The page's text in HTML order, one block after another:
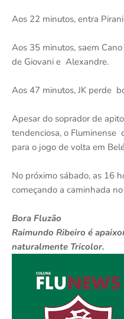
Aos 22 minutos, entra
Aos 35 minutos, saem
de Giovani e Alexandre.
Aos 47 minutos, JK perde
Apesar do soprador de
tendenciosa, o Fluminense
para o jogo de volta em
No próximo sábado, as 16
começando a caminhada
Bora Fluzão
Raimundo Ribeiro é
naturalmente Tricolor.